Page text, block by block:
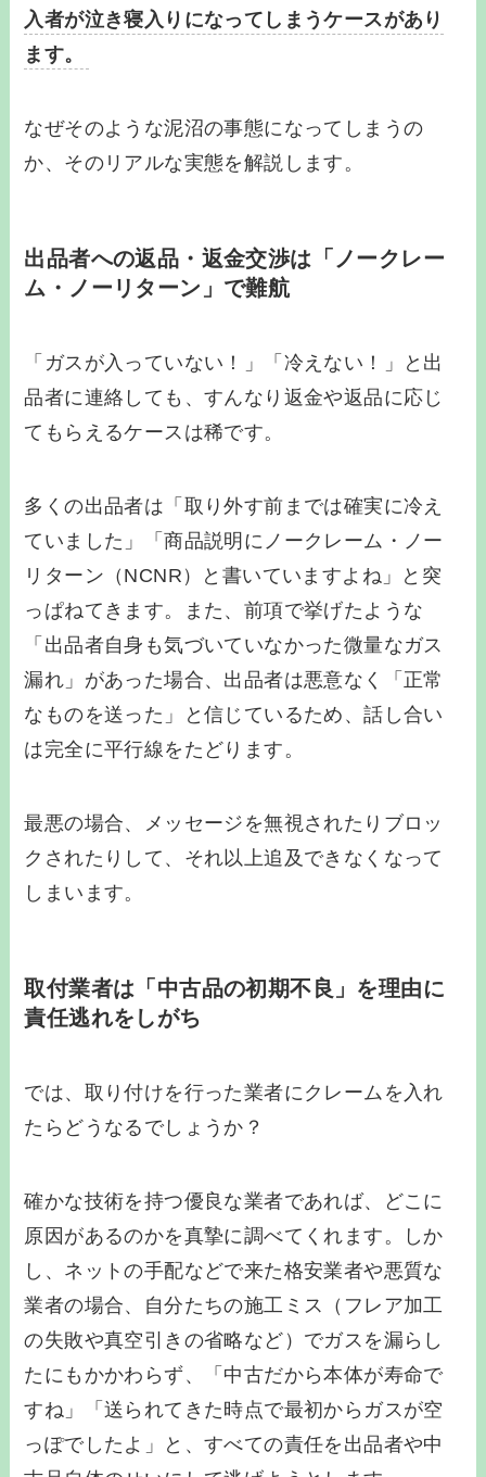
入者が泣き寝入りになってしまうケースがあり
ます。
なぜそのような泥沼の事態になってしまうの
か、そのリアルな実態を解説します。
出品者への返品・返金交渉は「ノークレー
ム・ノーリターン」で難航
「ガスが入っていない！」「冷えない！」と出
品者に連絡しても、すんなり返金や返品に応じ
てもらえるケースは稀です。
多くの出品者は「取り外す前までは確実に冷え
ていました」「商品説明にノークレーム・ノー
リターン（NCNR）と書いていますよね」と突
っぱねてきます。また、前項で挙げたような
「出品者自身も気づいていなかった微量なガス
漏れ」があった場合、出品者は悪意なく「正常
なものを送った」と信じているため、話し合い
は完全に平行線をたどります。
最悪の場合、メッセージを無視されたりブロッ
クされたりして、それ以上追及できなくなって
しまいます。
取付業者は「中古品の初期不良」を理由に
責任逃れをしがち
では、取り付けを行った業者にクレームを入れ
たらどうなるでしょうか？
確かな技術を持つ優良な業者であれば、どこに
原因があるのかを真摯に調べてくれます。しか
し、ネットの手配などで来た格安業者や悪質な
業者の場合、自分たちの施工ミス（フレア加工
の失敗や真空引きの省略など）でガスを漏らし
たにもかかわらず、「中古だから本体が寿命で
すね」「送られてきた時点で最初からガスが空
っぽでしたよ」と、すべての責任を出品者や中